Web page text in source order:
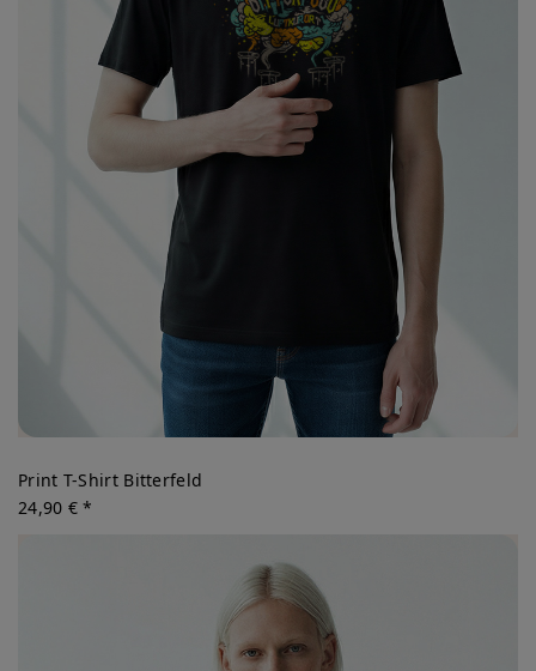
Print T-Shirt Bitterfeld
24,90 € *